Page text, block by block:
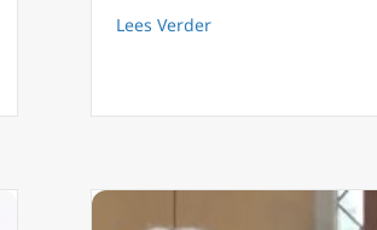
Lees Verderabout Duitse